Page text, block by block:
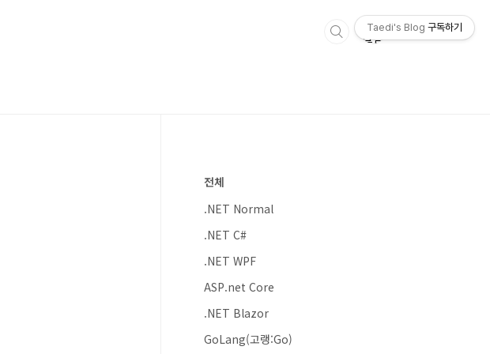
전체
.NET Normal
.NET C#
.NET WPF
ASP.net Core
.NET Blazor
GoLang(고랭:Go)
Taedi's Blog 구독하기